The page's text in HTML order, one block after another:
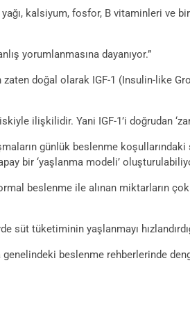
kalsiyum, fosfor, B vitaminleri ve
yorumlanmasına dayanıyor.”
doğal olarak IGF-1 (Insulin-like
ilişkilidir. Yani IGF-1’i doğrudan
günlük beslenme
bir ‘yaşlanma modeli’
beslenme ile alınan miktarların
süt tüketiminin yaşlanmayı
beslenme rehberlerinde